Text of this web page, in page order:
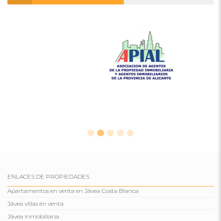
ENLACES DE PROPIEDADES
Apartamentos en venta en Jávea Costa Blanca
Jávea villas en venta
Jávea inmobiliaria